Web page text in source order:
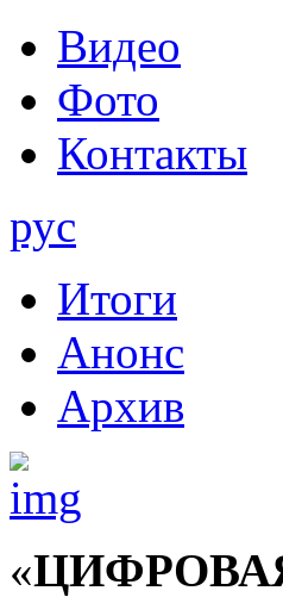
Видео
Фото
Контакты
рус
Итоги
Анонс
Архив
«